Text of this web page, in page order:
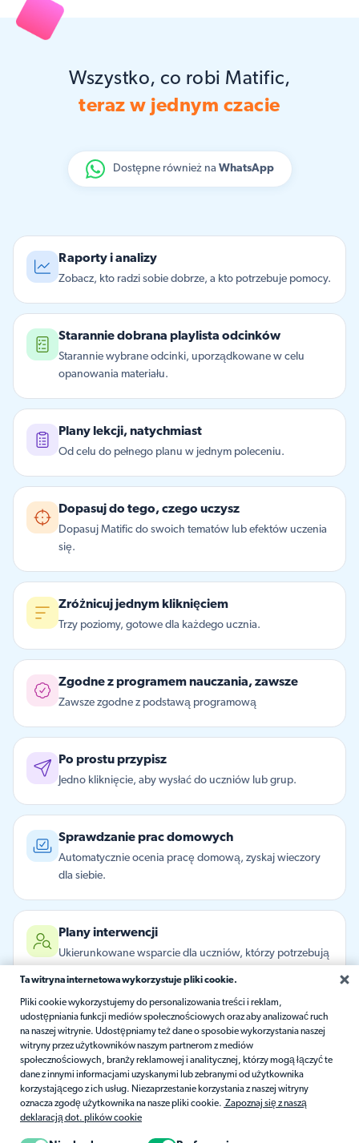
Ta witryna internetowa wykorzystuje pliki cookie.
Pliki cookie wykorzystujemy do personalizowania treści i reklam,
udostępniania funkcji mediów społecznościowych oraz aby analizować ruch
na naszej witrynie. Udostępniamy też dane o sposobie wykorzystania naszej
witryny przez użytkowników naszym partnerom z mediów
społecznościowych, branży reklamowej i analitycznej, którzy mogą łączyć te
dane z innymi informacjami uzyskanymi lub zebranymi od użytkownika
korzystającego z ich usług. Niezaprzestanie korzystania z naszej witryny
oznacza zgodę użytkownika na nasze pliki cookie. Zapoznaj się z naszą
deklaracją dot. plików cookie
Wszystko, co robi Matific,
teraz w jednym czacie
Dostępne również na WhatsApp
Raporty i analizy
Zobacz, kto radzi sobie dobrze, a kto potrzebuje pomocy.
Starannie dobrana playlista odcinków
Starannie wybrane odcinki, uporządkowane w celu
opanowania materiału.
Plany lekcji, natychmiast
Od celu do pełnego planu w jednym poleceniu.
Dopasuj do tego, czego uczysz
Dopasuj Matific do swoich tematów lub efektów uczenia
się.
Zróżnicuj jednym kliknięciem
Trzy poziomy, gotowe dla każdego ucznia.
Zgodne z programem nauczania, zawsze
Zawsze zgodne z podstawą programową
Po prostu przypisz
Jedno kliknięcie, aby wysłać do uczniów lub grup.
Sprawdzanie prac domowych
Automatycznie ocenia pracę domową, zyskaj wieczory
dla siebie.
Plany interwencji
Ukierunkowane wsparcie dla uczniów, którzy potrzebują
Wiadomości dla rodziców
Przyjazne notatki z postępów w nauce, napisane
specjalnie dla Ciebie.
Jesteśmy tu, aby pomóc